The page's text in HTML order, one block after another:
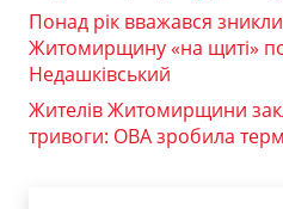
Понад рік вважався
Житомирщину «на щиті»
Недашківський
Жителів Житомирщини
тривоги: ОВА зробила